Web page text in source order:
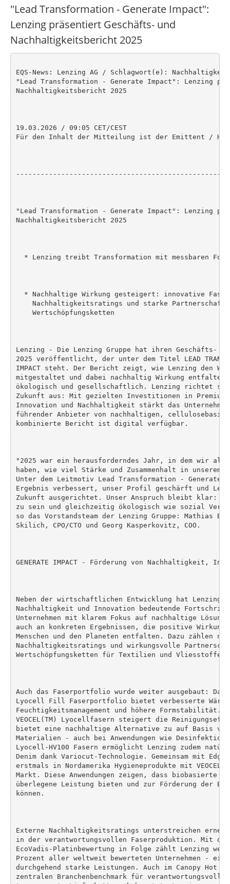
"Lead Transformation - Generate Impact":
Lenzing präsentiert Geschäfts- und
Nachhaltigkeitsbericht 2025
EQS-News: Lenzing AG / Schlagwort(e): Nachhaltigkeit
"Lead Transformation - Generate Impact": Lenzing
Nachhaltigkeitsbericht 2025
19.03.2026 / 09:05 CET/CEST
Für den Inhalt der Mitteilung ist der Emittent /
"Lead Transformation - Generate Impact": Lenzing
Nachhaltigkeitsbericht 2025
* Lenzing treibt Transformation mit messbaren
* Nachhaltige Wirkung gesteigert: innovative
Nachhaltigkeitsratings und starke
    Wertschöpfungsketten
Lenzing - Die Lenzing Gruppe hat ihren Geschäfts-
2025 veröffentlicht, der unter dem Titel LEAD
IMPACT steht. Der Bericht zeigt, wie Lenzing den
mitgestaltet und dabei nachhaltig Wirkung
ökologisch und gesellschaftlich. Lenzing richtet
Zukunft aus: Mit gezielten Investitionen in
Innovation und Nachhaltigkeit stärkt das
führender Anbieter von nachhaltigen,
kombinierte Bericht ist digital verfügbar.
"2025 war ein herausforderndes Jahr, in dem wir als
haben, wie viel Stärke und Zusammenhalt in unserem
Unter dem Leitmotiv Lead Transformation - Generate
Ergebnis verbessert, unser Profil geschärft und
Zukunft ausgerichtet. Unser Anspruch bleibt klar:
zu sein und gleichzeitig ökologisch wie sozial
so das Vorstandsteam der Lenzing Gruppe: Mathias
Skilich, CPO/CTO und Georg Kasperkovitz, COO.
GENERATE IMPACT - Förderung von Nachhaltigkeit,
Neben der wirtschaftlichen Entwicklung hat Lenzing
Nachhaltigkeit und Innovation bedeutende
Unternehmen mit klarem Fokus auf nachhaltige
auch an konkreten Ergebnissen, die positive Wirkung
Menschen und den Planeten entfalten. Dazu zählen
Nachhaltigkeitsratings und wirkungsvolle
Wertschöpfungsketten für Textilien und Vliesstoffe.
Auch das Faserportfolio wurde weiter ausgebaut: Das
Lyocell Fill Faserportfolio bietet verbesserte
Feuchtigkeitsmanagement und höhere Formstabilität.
VEOCEL(TM) Lyocellfasern steigert die
bietet eine nachhaltige Alternative zu auf Basis
Materialien - auch bei Anwendungen wie Desinfektion.
Lyocell-HV100 Fasern ermöglicht Lenzing zudem
Denim dank Variocut-Technologie. Gemeinsam mit
erstmals in Nordamerika Hygieneprodukte mit
Markt. Diese Anwendungen zeigen, dass biobasierte
überlegene Leistung bieten und zur Förderung der
können.
Externe Nachhaltigkeitsratings unterstreichen
in der verantwortungsvollen Faserproduktion. Mit
EcoVadis-Platinbewertung in Folge zählt Lenzing
Prozent aller weltweit bewerteten Unternehmen -
durchgehend starke Leistungen. Auch im Canopy Hot
zentralen Branchenbenchmark für